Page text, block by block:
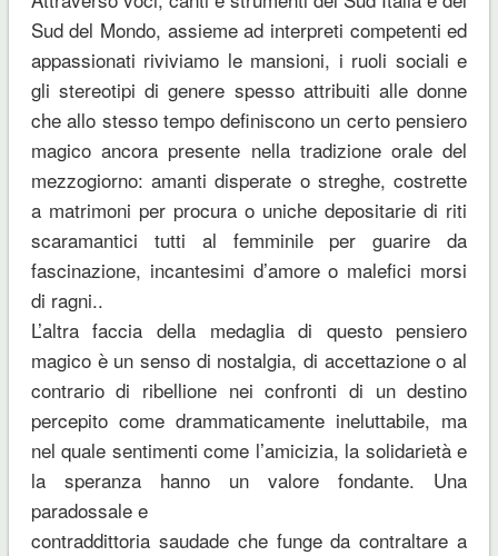
Sud del Mondo, assieme ad interpreti competenti ed
appassionati riviviamo le mansioni, i ruoli sociali e
gli stereotipi di genere spesso attribuiti alle donne
che allo stesso tempo definiscono un certo pensiero
magico ancora presente nella tradizione orale del
mezzogiorno: amanti disperate o streghe, costrette
a matrimoni per procura o uniche depositarie di riti
scaramantici tutti al femminile per guarire da
fascinazione, incantesimi d’amore o malefici morsi
di ragni..
L’altra faccia della medaglia di questo pensiero
magico è un senso di nostalgia, di accettazione o al
contrario di ribellione nei confronti di un destino
percepito come drammaticamente ineluttabile, ma
nel quale sentimenti come l’amicizia, la solidarietà e
la speranza hanno un valore fondante. Una
paradossale e
contraddittoria saudade che funge da contraltare a